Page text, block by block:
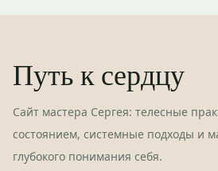
Путь к сердцу
Сайт мастера Сергея: телесные
состоянием, системные подходы и
глубокого понимания себя.